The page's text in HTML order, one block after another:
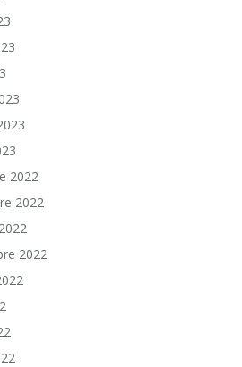
2022
2022
2022